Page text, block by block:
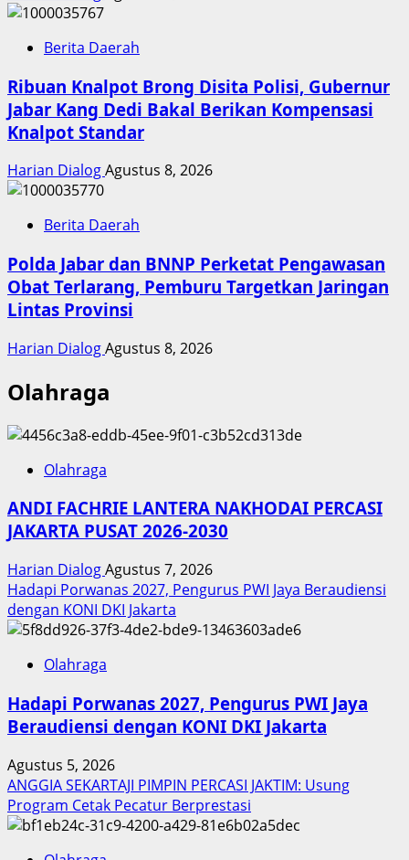
Berita Daerah
Ribuan Knalpot Brong Disita Polisi, Gubernur
Jabar Kang Dedi Bakal Berikan Kompensasi
Knalpot Standar
Harian DialogAgustus 8, 2026
Berita Daerah
Polda Jabar dan BNNP Perketat Pengawasan
Obat Terlarang, Pemburu Targetkan Jaringan
Lintas Provinsi
Harian DialogAgustus 8, 2026
Olahraga
Olahraga
ANDI FACHRIE LANTERA NAKHODAI PERCASI
JAKARTA PUSAT 2026-2030
Harian DialogAgustus 7, 2026
Hadapi Porwanas 2027, Pengurus PWI Jaya Beraudiensi
dengan KONI DKI Jakarta
Olahraga
Hadapi Porwanas 2027, Pengurus PWI Jaya
Beraudiensi dengan KONI DKI Jakarta
Agustus 5, 2026
ANGGIA SEKARTAJI PIMPIN PERCASI JAKTIM: Usung
Program Cetak Pecatur Berprestasi